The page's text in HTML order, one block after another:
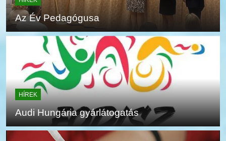
Az Év Pedagógusa
HÍREK
Audi Hungária gyárlátogatás